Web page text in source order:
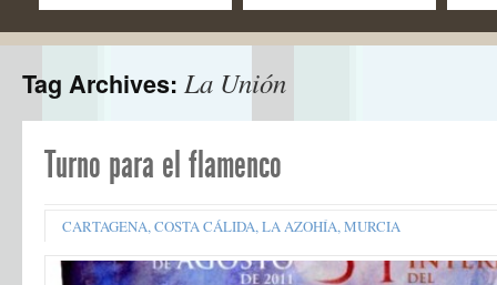
Tag Archives: La Unión
Turno para el flamenco
CARTAGENA,COSTA CÁLIDA,LA AZOHÍA,MURCIA